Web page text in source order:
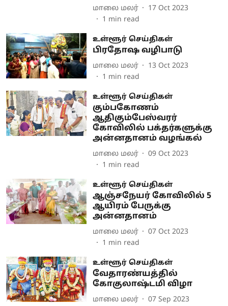
மாலை மலர்
17 Oct 2023
1 min read
உள்ளூர் செய்திகள்
பிரதோஷ வழிபாடு
மாலை மலர்
13 Oct 2023
1 min read
உள்ளூர் செய்திகள்
கும்பகோணம்
ஆதிகும்பேஸ்வரர்
கோவிலில் பக்தர்களுக்கு
அன்னதானம் வழங்கல்
மாலை மலர்
09 Oct 2023
1 min read
உள்ளூர் செய்திகள்
ஆஞ்சநேயர் கோவிலில் 5
ஆயிரம் பேருக்கு
அன்னதானம்
மாலை மலர்
07 Oct 2023
1 min read
உள்ளூர் செய்திகள்
வேதாரண்யத்தில்
கோகுலாஷ்டமி விழா
மாலை மலர்
07 Sep 2023